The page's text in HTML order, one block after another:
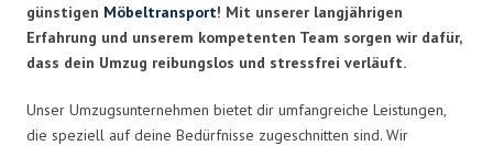
günstigen Möbeltransport! Mit unserer langjährigen
Erfahrung und unserem kompetenten Team sorgen wir dafür,
dass dein Umzug reibungslos und stressfrei verläuft.
Unser Umzugsunternehmen bietet dir umfangreiche Leistungen,
die speziell auf deine Bedürfnisse zugeschnitten sind. Wir